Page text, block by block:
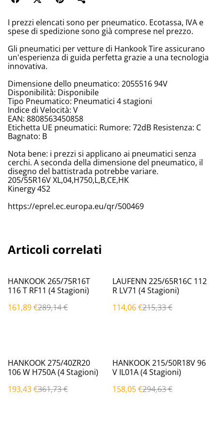
I prezzi elencati sono per pneumatico. Ecotassa, IVA e
spese di spedizione sono già comprese nel prezzo.
Gli pneumatici per vetture di Hankook Tire assicurano
un'esperienza di guida perfetta grazie a una tecnologia
innovativa.
Dimensione dello pneumatico: 2055516 94V
Disponibilità: Disponibile
Tipo Pneumatico: Pneumatici 4 stagioni
Indice di Velocità: V
EAN: 8808563450858
Etichetta UE pneumatici: Rumore: 72dB Resistenza: C
Bagnato: B
Nota bene: i prezzi si applicano ai pneumatici senza
cerchi. A seconda della dimensione del pneumatico, il
disegno del battistrada potrebbe variare.
205/55R16V XL,04,H750,L,B,CE,HK
Kinergy 4S2
https://eprel.ec.europa.eu/qr/500469
Articoli correlati
%
HANKOOK 265/75R16T
116 T RF11 (4 Stagioni)
161,89 €289,14 €
%
LAUFENN 225/65R16C 112
R LV71 (4 Stagioni)
114,06 €215,33 €
%
HANKOOK 275/40ZR20
106 W H750A (4 Stagioni)
193,43 €361,73 €
%
HANKOOK 215/50R18V 96
V IL01A (4 Stagioni)
158,05 €294,63 €